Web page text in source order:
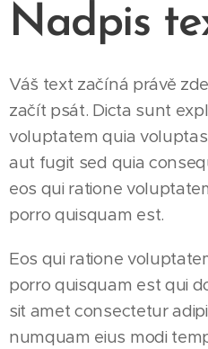
Nadpis
Váš text začíná právě
začít psát. Dicta sunt
voluptatem quia
aut fugit sed quia
eos qui ratione
porro quisquam est.
Eos qui ratione
porro quisquam est qui
sit amet consectetur
numquam eius modi